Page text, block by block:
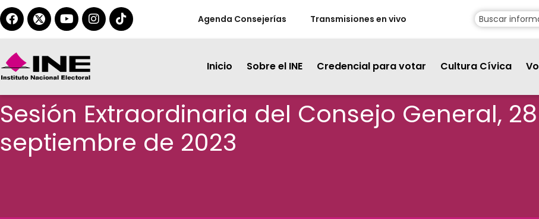
Agenda Consejerías Transmisiones en vivo
Inicio Sobre el INE Credencial para votar Cultura Cívica
Sesión Extraordinaria del Consejo General,
septiembre de 2023